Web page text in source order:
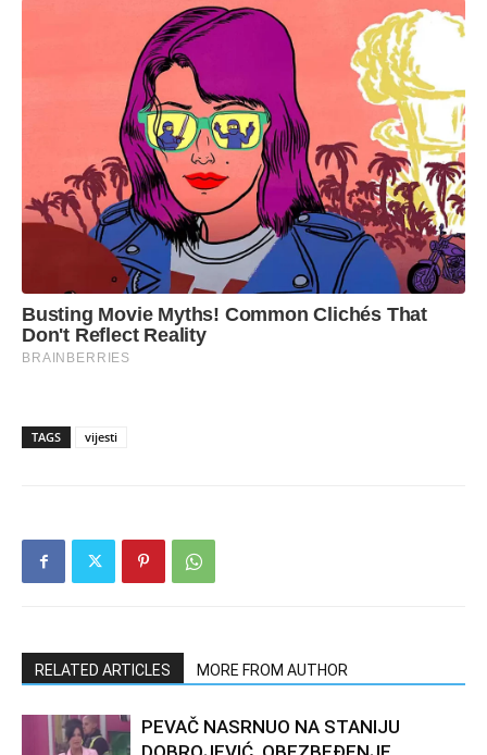
TAGS vijesti
RELATED ARTICLES MORE FROM AUTHOR
PEVAČ NASRNUO NA STANIJU